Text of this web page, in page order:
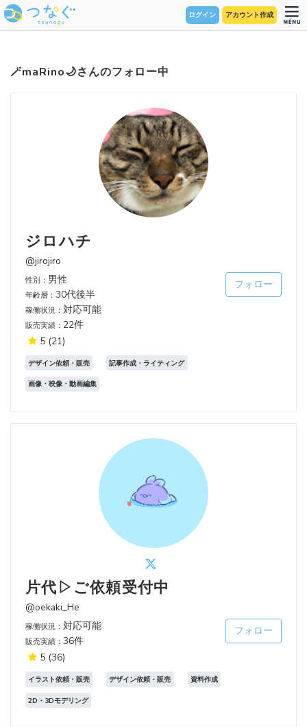
ログイン アカウント作成
🪄︎︎maRino🌙さんのフォロー中
ジロハチ
@jirojiro
性別： 男性
年齢層： 30代後半
稼働状況： 対応可能
販売実績： 22件
5 (21)
フォロー
デザイン依頼・販売 記事作成・ライティング
画像・映像・動画編集
片代▷ご依頼受付中
@oekaki_He
稼働状況： 対応可能
販売実績： 36件
5 (36)
フォロー
イラスト依頼・販売 デザイン依頼・販売 資料作成
2D・3Dモデリング